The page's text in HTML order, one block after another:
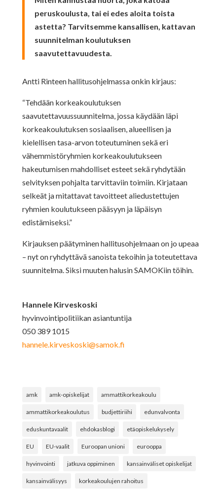
peruskoulusta, tai ei edes aloita toista
astetta? Tarvitsemme kansallisen, kattavan
suunnitelman koulutuksen
saavutettavuudesta.
Antti Rinteen hallitusohjelmassa onkin kirjaus:
“Tehdään korkeakoulutuksen
saavutettavuussuunnitelma, jossa käydään läpi
korkeakoulutuksen sosiaalisen, alueellisen ja
kielellisen tasa-arvon toteutuminen sekä eri
vähemmistöryhmien korkeakoulutukseen
hakeutumisen mahdolliset esteet sekä ryhdytään
selvityksen pohjalta tarvittaviin toimiin. Kirjataan
selkeät ja mitattavat tavoitteet aliedustettujen
ryhmien koulutukseen pääsyyn ja läpäisyn
edistämiseksi.”
Kirjauksen päätyminen hallitusohjelmaan on jo upeaa
– nyt on ryhdyttävä sanoista tekoihin ja toteutettava
suunnitelma. Siksi muuten halusin SAMOKiin töihin.
Hannele Kirveskoski
hyvinvointipolitiikan asiantuntija
050 389 1015
hannele.kirveskoski@samok.fi
amk amk-opiskelijat ammattikorkeakoulu
ammattikorkeakoulutus budjettiriihi edunvalvonta
eduskuntavaalit ehdokasblogi etäopiskelukysely
EU EU-vaalit Euroopan unioni eurooppa
hyvinvointi jatkuva oppiminen kansainväliset opiskelijat
kansainvälisyys korkeakoulujen rahoitus